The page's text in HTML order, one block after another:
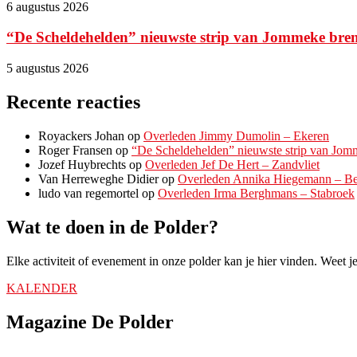
6 augustus 2026
“De Scheldehelden” nieuwste strip van Jommeke
5 augustus 2026
Recente reacties
Royackers Johan op Overleden Jimmy Dumolin – Ekeren
Roger Fransen op “De Scheldehelden” nieuwste strip van
Jozef Huybrechts op Overleden Jef De Hert – Zandvliet
Van Herreweghe Didierop Overleden Annika Hiegemann –
ludo van regemortel op Overleden Irma Berghmans – Stabroek
Wat te doen in de Polder?
Elke activiteit of evenement in onze polder kan je hier vinden. Weet
KALENDER
Magazine De Polder